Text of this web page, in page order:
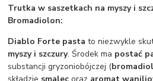
Trutka w saszetkach na myszy i
Bromadiolon:
Diablo Forte pasta to niezwykle
myszy i szczury. Środek ma postać
substancji gryzoniobójczej (